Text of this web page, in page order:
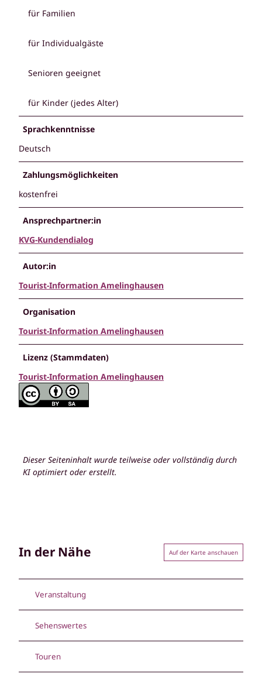
für Familien
für Individualgäste
Senioren geeignet
für Kinder (jedes Alter)
Sprachkenntnisse
Deutsch
Zahlungsmöglichkeiten
kostenfrei
Ansprechpartner:in
KVG-Kundendialog
Autor:in
Tourist-Information Amelinghausen
Organisation
Tourist-Information Amelinghausen
Lizenz (Stammdaten)
Tourist-Information Amelinghausen
Dieser Seiteninhalt wurde teilweise oder vollständig durch
KI optimiert oder erstellt.
In der Nähe Auf der Karte anschauen
Veranstaltung
Sehenswertes
Touren